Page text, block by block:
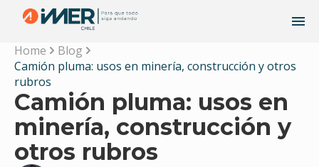
Home
Blog
Camión pluma: usos en minería, construcción y otros
rubros
Camión pluma: usos en
minería, construcción y
otros rubros